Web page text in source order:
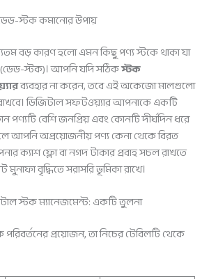
স্টক কমানোর উপায়
বড় কারণ হলো এমন কিছু পণ্য স্টকে থাকা যা
(ডেড-স্টক)। আপনি যদি সঠিকস্টক
ব্যবহার না করেন, তবে এই অকেজো মালগুলো
ডিজিটাল সফটওয়্যার আপনাকে একটি
পণ্যটি বেশি জনপ্রিয় এবং কোনটি দীর্ঘদিন ধরে
আপনি অপ্রয়োজনীয় পণ্য কেনা থেকে বিরত
ক্যাশ ফ্লো বা নগদ টাকার প্রবাহ সচল রাখতে
বৃদ্ধিতে সরাসরি ভূমিকা রাখে।
স্টক ম্যানেজমেন্ট: একটি তুলনা
প্রয়োজন, তা নিচের টেবিলটি থেকে